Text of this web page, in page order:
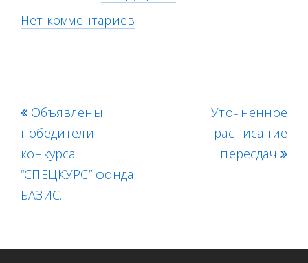
Нет комментариев
p
r
e
v
i
Объявлены
победители
конкурса
“СПЕЦКУРС” фонда
БАЗИС.
n
e
Уточненное
расписание
пересдач